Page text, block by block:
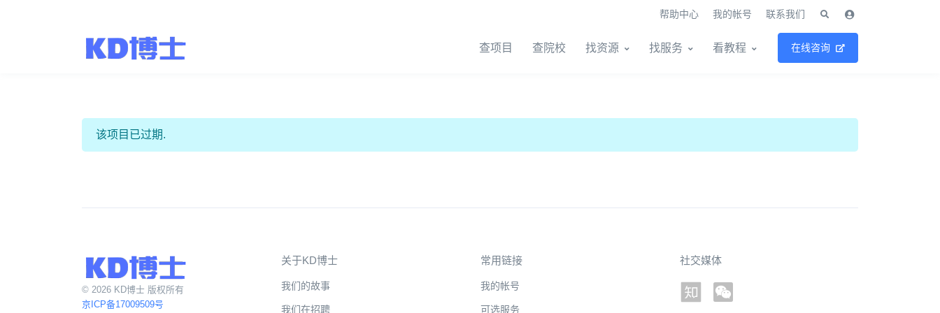
帮助中心 我的帐号 联系我们
查项目 查院校 找资源 找服务 看教程 在线咨询
该项目已过期.
© 2026 KD博士 版权所有
京ICP备17009509号
关于KD博士
我们的故事
我们在招聘
常用链接
我的帐号
可选服务
社交媒体